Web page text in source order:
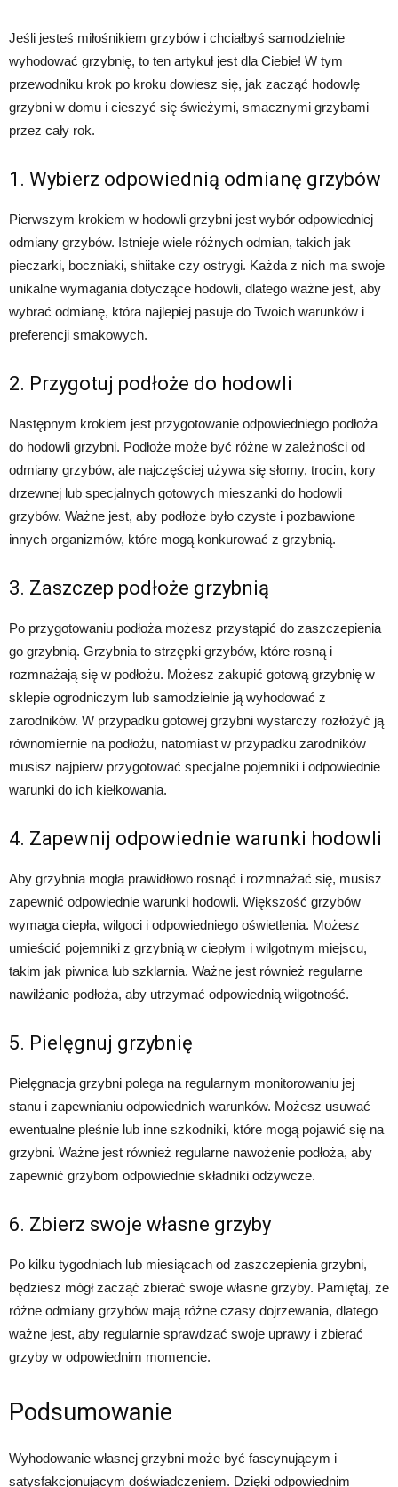
Jeśli jesteś miłośnikiem grzybów i chciałbyś samodzielnie
wyhodować grzybnię, to ten artykuł jest dla Ciebie! W tym
przewodniku krok po kroku dowiesz się, jak zacząć hodowlę
grzybni w domu i cieszyć się świeżymi, smacznymi grzybami
przez cały rok.
1. Wybierz odpowiednią odmianę grzybów
Pierwszym krokiem w hodowli grzybni jest wybór odpowiedniej
odmiany grzybów. Istnieje wiele różnych odmian, takich jak
pieczarki, boczniaki, shiitake czy ostrygi. Każda z nich ma swoje
unikalne wymagania dotyczące hodowli, dlatego ważne jest, aby
wybrać odmianę, która najlepiej pasuje do Twoich warunków i
preferencji smakowych.
2. Przygotuj podłoże do hodowli
Następnym krokiem jest przygotowanie odpowiedniego podłoża
do hodowli grzybni. Podłoże może być różne w zależności od
odmiany grzybów, ale najczęściej używa się słomy, trocin, kory
drzewnej lub specjalnych gotowych mieszanki do hodowli
grzybów. Ważne jest, aby podłoże było czyste i pozbawione
innych organizmów, które mogą konkurować z grzybnią.
3. Zaszczep podłoże grzybnią
Po przygotowaniu podłoża możesz przystąpić do zaszczepienia
go grzybnią. Grzybnia to strzępki grzybów, które rosną i
rozmnażają się w podłożu. Możesz zakupić gotową grzybnię w
sklepie ogrodniczym lub samodzielnie ją wyhodować z
zarodników. W przypadku gotowej grzybni wystarczy rozłożyć ją
równomiernie na podłożu, natomiast w przypadku zarodników
musisz najpierw przygotować specjalne pojemniki i odpowiednie
warunki do ich kiełkowania.
4. Zapewnij odpowiednie warunki hodowli
Aby grzybnia mogła prawidłowo rosnąć i rozmnażać się, musisz
zapewnić odpowiednie warunki hodowli. Większość grzybów
wymaga ciepła, wilgoci i odpowiedniego oświetlenia. Możesz
umieścić pojemniki z grzybnią w ciepłym i wilgotnym miejscu,
takim jak piwnica lub szklarnia. Ważne jest również regularne
nawilżanie podłoża, aby utrzymać odpowiednią wilgotność.
5. Pielęgnuj grzybnię
Pielęgnacja grzybni polega na regularnym monitorowaniu jej
stanu i zapewnianiu odpowiednich warunków. Możesz usuwać
ewentualne pleśnie lub inne szkodniki, które mogą pojawić się na
grzybni. Ważne jest również regularne nawożenie podłoża, aby
zapewnić grzybom odpowiednie składniki odżywcze.
6. Zbierz swoje własne grzyby
Po kilku tygodniach lub miesiącach od zaszczepienia grzybni,
będziesz mógł zacząć zbierać swoje własne grzyby. Pamiętaj, że
różne odmiany grzybów mają różne czasy dojrzewania, dlatego
ważne jest, aby regularnie sprawdzać swoje uprawy i zbierać
grzyby w odpowiednim momencie.
Podsumowanie
Wyhodowanie własnej grzybni może być fascynującym i
satysfakcjonującym doświadczeniem. Dzięki odpowiednim